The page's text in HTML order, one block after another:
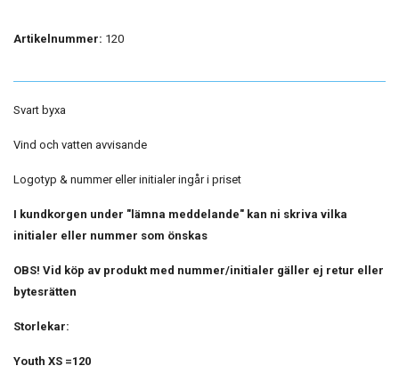
Artikelnummer: 120
Svart byxa
Vind och vatten avvisande
Logotyp & nummer eller initialer ingår i priset
I kundkorgen under "lämna meddelande" kan ni skriva vilka
initialer eller nummer som önskas
OBS! Vid köp av produkt med nummer/initialer gäller ej retur eller
bytesrätten
Storlekar:
Youth XS =120